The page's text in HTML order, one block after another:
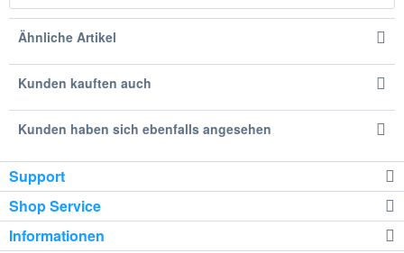
Ähnliche Artikel
Kunden kauften auch
Kunden haben sich ebenfalls angesehen
Support
Shop Service
Informationen